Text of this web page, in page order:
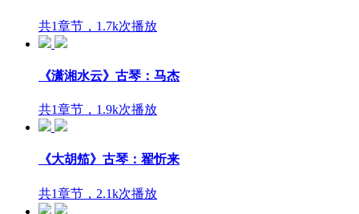
共1章节，1.7k次播放
《潇湘水云》古琴：马杰
共1章节，1.9k次播放
《大胡笳》古琴：翟忻来
共1章节，2.1k次播放